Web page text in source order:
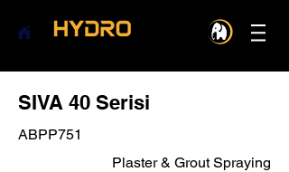
SIVA 40 Serisi
ABPP751
Plaster & Grout Spraying